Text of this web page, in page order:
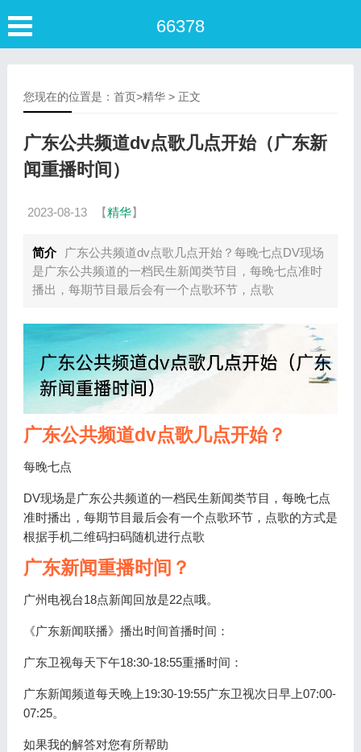
66378
您现在的位置是： 首页>精华> 正文
广东公共频道dv点歌几点开始（广东新
闻重播时间）
2023-08-13 【精华】
简介
广东公共频道dv点歌几点开始？每晚七点DV现场
是广东公共频道的一档民生新闻类节目，每晚七点准时
播出，每期节目最后会有一个点歌环节，点歌
广东公共频道dv点歌几点开始？
每晚七点
DV现场是广东公共频道的一档民生新闻类节目，每晚七点
准时播出，每期节目最后会有一个点歌环节，点歌的方式是
根据手机二维码扫码随机进行点歌
广东新闻重播时间？
广州电视台18点新闻回放是22点哦。
《广东新闻联播》播出时间首播时间：
广东卫视每天下午18:30-18:55重播时间：
广东新闻频道每天晚上19:30-19:55广东卫视次日早上07:00-
07:25。
如果我的解答对您有所帮助